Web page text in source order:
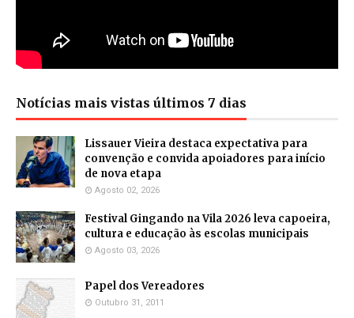
Notícias mais vistas últimos 7 dias
Lissauer Vieira destaca expectativa para
convenção e convida apoiadores para início
de nova etapa
Agosto 02, 2026
Festival Gingando na Vila 2026 leva capoeira,
cultura e educação às escolas municipais
Agosto 03, 2026
Papel dos Vereadores
Outubro 31, 2011